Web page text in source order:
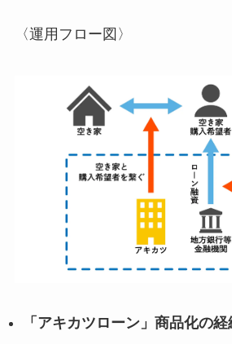
〈運用フロー図〉
「アキカツローン」商品化の経